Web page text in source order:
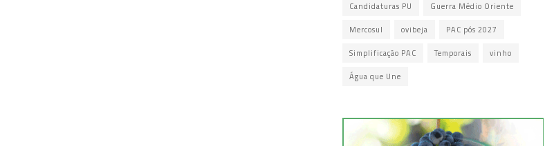
Candidaturas PU Guerra Médio Oriente
Mercosul ovibeja PAC pós 2027
Simplificação PAC Temporais vinho
Água que Une